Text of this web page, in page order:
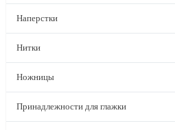
Наперстки
Нитки
Ножницы
Принадлежности для глажки